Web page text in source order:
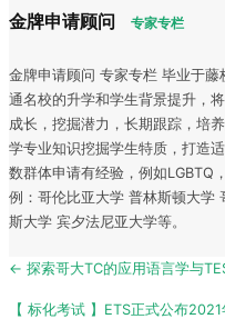
金牌申请顾问 专家专栏
金牌申请顾问 专家专栏 毕业于
通名校的升学和学生背景提升，
成长，挖掘潜力，长期跟踪，培
学专业知识挖掘学生特质，打造
数群体申请有经验，例如LGBTQ
例：哥伦比亚大学 普林斯顿大学
斯大学 宾夕法尼亚大学等。
Post
← 探索哥大TC的应用语言学与
【 标化考试 】ETS正式公布